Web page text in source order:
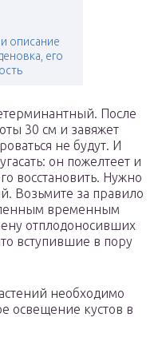
описание
его
После
30 см и завяжет
не будут. И
он пожелтеет и
восстановить. Нужно
Возьмите за правило
временным
отплодоносивших
вступившие в пору
необходимо
освещение кустов в